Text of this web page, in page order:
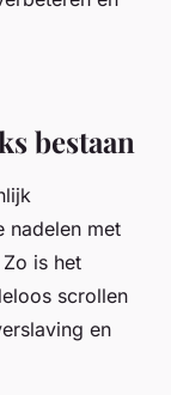
bestaan
nadelen met
is het
scrollen
en